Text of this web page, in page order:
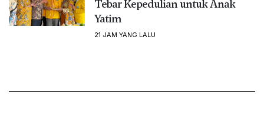
Tebar Kepedulian untuk Anak
Yatim
21 JAM YANG LALU